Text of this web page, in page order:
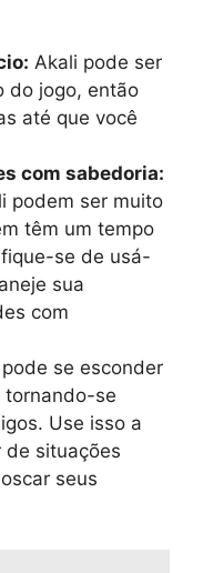
Akali pode ser
do jogo, então
até que você
com sabedoria:
podem ser muito
têm um tempo
se de usá-
sua
com
se esconder
tornando-se
Use isso a
de situações
seus